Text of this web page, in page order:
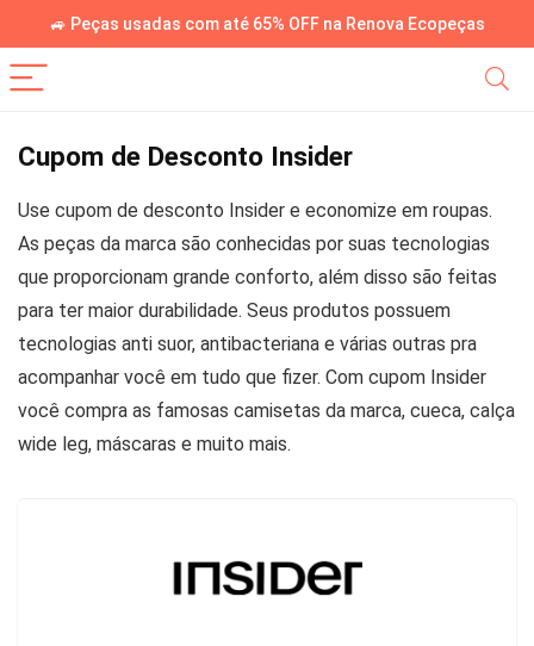
🚙 Peças usadas com até 65% OFF na Renova Ecopeças
Cupom de Desconto Insider
Use cupom de desconto Insider e economize em roupas.
As peças da marca são conhecidas por suas tecnologias
que proporcionam grande conforto, além disso são feitas
para ter maior durabilidade. Seus produtos possuem
tecnologias anti suor, antibacteriana e várias outras pra
acompanhar você em tudo que fizer. Com cupom Insider
você compra as famosas camisetas da marca, cueca, calça
wide leg, máscaras e muito mais.